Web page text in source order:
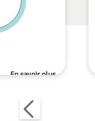
En savoir plus